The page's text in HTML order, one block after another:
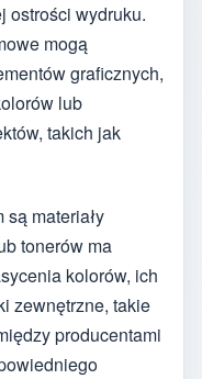
ostrości wydruku.
mogą
graficznych,
lub
takich jak
materiały
tonerów ma
kolorów, ich
zewnętrzne, takie
producentami